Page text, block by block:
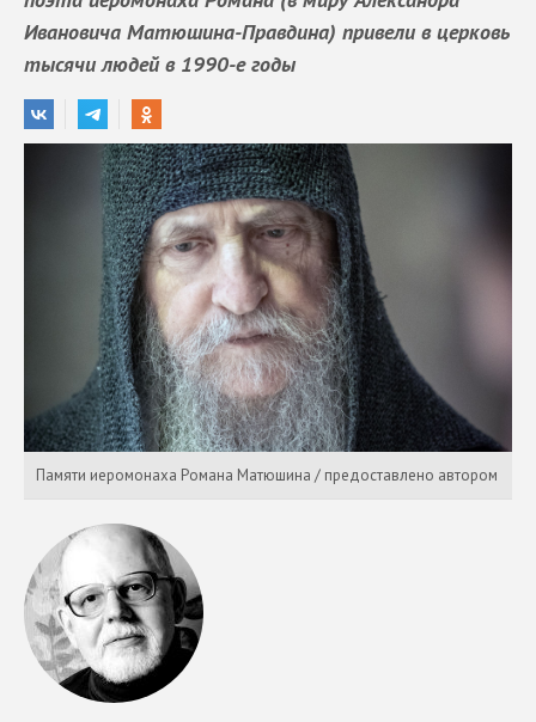
Ивановича Матюшина-Правдина) привели в церковь
тысячи людей в 1990-е годы
Памяти иеромонаха Романа Матюшина / предоставлено автором